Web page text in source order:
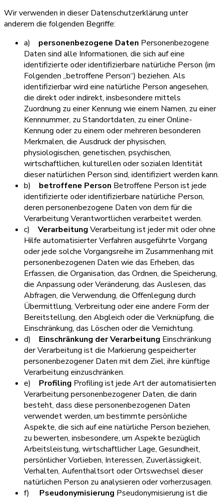
Wir verwenden in dieser Datenschutzerklärung unter
anderem die folgenden Begriffe:
a) personenbezogene Daten Personenbezogene
Daten sind alle Informationen, die sich auf eine
identifizierte oder identifizierbare natürliche Person (im
Folgenden „betroffene Person“) beziehen. Als
identifizierbar wird eine natürliche Person angesehen,
die direkt oder indirekt, insbesondere mittels
Zuordnung zu einer Kennung wie einem Namen, zu einer
Kennnummer, zu Standortdaten, zu einer Online-
Kennung oder zu einem oder mehreren besonderen
Merkmalen, die Ausdruck der physischen,
physiologischen, genetischen, psychischen,
wirtschaftlichen, kulturellen oder sozialen Identität
dieser natürlichen Person sind, identifiziert werden kann.
b) betroffene Person Betroffene Person ist jede
identifizierte oder identifizierbare natürliche Person,
deren personenbezogene Daten von dem für die
Verarbeitung Verantwortlichen verarbeitet werden.
c) Verarbeitung Verarbeitung ist jeder mit oder ohne
Hilfe automatisierter Verfahren ausgeführte Vorgang
oder jede solche Vorgangsreihe im Zusammenhang mit
personenbezogenen Daten wie das Erheben, das
Erfassen, die Organisation, das Ordnen, die Speicherung,
die Anpassung oder Veränderung, das Auslesen, das
Abfragen, die Verwendung, die Offenlegung durch
Übermittlung, Verbreitung oder eine andere Form der
Bereitstellung, den Abgleich oder die Verknüpfung, die
Einschränkung, das Löschen oder die Vernichtung.
d)
Einschränkung der Verarbeitung Einschränkung
der Verarbeitung ist die Markierung gespeicherter
personenbezogener Daten mit dem Ziel, ihre künftige
Verarbeitung einzuschränken.
e) Profiling Profiling ist jede Art der automatisierten
Verarbeitung personenbezogener Daten, die darin
besteht, dass diese personenbezogenen Daten
verwendet werden, um bestimmte persönliche
Aspekte, die sich auf eine natürliche Person beziehen,
zu bewerten, insbesondere, um Aspekte bezüglich
Arbeitsleistung, wirtschaftlicher Lage, Gesundheit,
persönlicher Vorlieben, Interessen, Zuverlässigkeit,
Verhalten, Aufenthaltsort oder Ortswechsel dieser
natürlichen Person zu analysieren oder vorherzusagen.
f) Pseudonymisierung Pseudonymisierung ist die